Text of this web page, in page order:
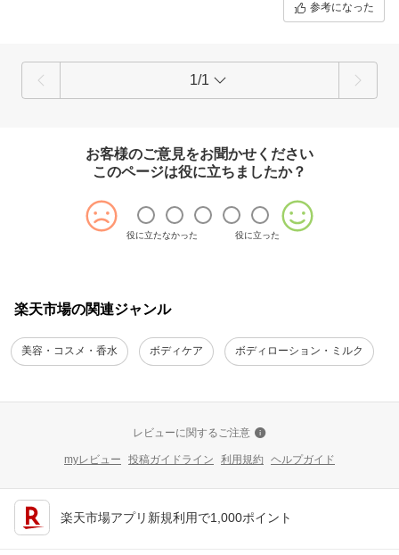
参考になった
1/1
お客様のご意見をお聞かせください
このページは役に立ちましたか？
役に立たなかった 役に立った
楽天市場の関連ジャンル
美容・コスメ・香水 ボディケア ボディローション・ミルク
レビューに関するご注意
myレビュー 投稿ガイドライン 利用規約 ヘルプガイド
楽天市場アプリ新規利用で1,000ポイント